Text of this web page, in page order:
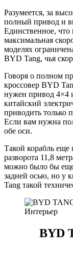
Разумеется, за
полный привод и
Единственное,
максимальная
моделях
BYD Tang, чья
Говоря о полном
кроссовер BYD
нужен привод 4×4
китайский
приводить только
Если вам нужна
обе оси.
Такой корабль
разворота 11,8
можно было бы еще
задней осью, но у
Tang такой
Интерьер
BYD